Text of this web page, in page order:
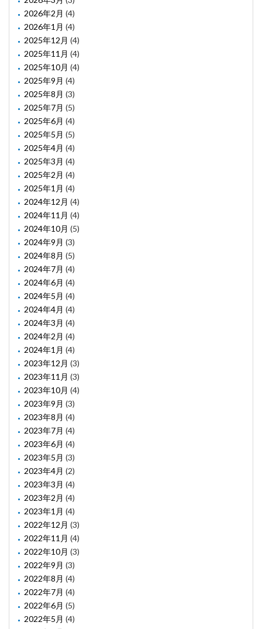
2026年2月 (4)
2026年1月 (4)
2025年12月 (4)
2025年11月 (4)
2025年10月 (4)
2025年9月 (4)
2025年8月 (3)
2025年7月 (5)
2025年6月 (4)
2025年5月 (5)
2025年4月 (4)
2025年3月 (4)
2025年2月 (4)
2025年1月 (4)
2024年12月 (4)
2024年11月 (4)
2024年10月 (5)
2024年9月 (3)
2024年8月 (5)
2024年7月 (4)
2024年6月 (4)
2024年5月 (4)
2024年4月 (4)
2024年3月 (4)
2024年2月 (4)
2024年1月 (4)
2023年12月 (3)
2023年11月 (3)
2023年10月 (4)
2023年9月 (3)
2023年8月 (4)
2023年7月 (4)
2023年6月 (4)
2023年5月 (3)
2023年4月 (2)
2023年3月 (4)
2023年2月 (4)
2023年1月 (4)
2022年12月 (3)
2022年11月 (4)
2022年10月 (3)
2022年9月 (3)
2022年8月 (4)
2022年7月 (4)
2022年6月 (5)
2022年5月 (4)